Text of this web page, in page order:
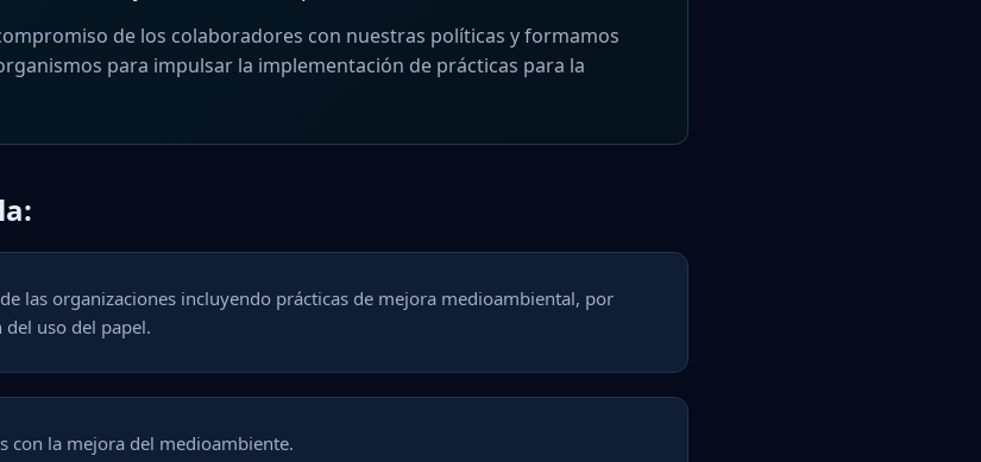
de los colaboradores con nuestras políticas y formamos
para impulsar la implementación de prácticas para la
las organizaciones incluyendo prácticas de mejora medioambiental, por
uso del papel.
con la mejora del medioambiente.